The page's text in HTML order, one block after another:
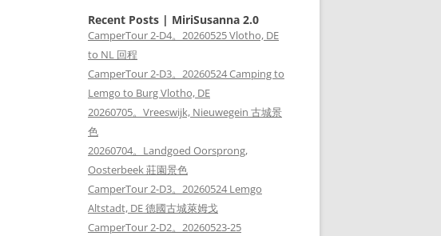
Recent Posts | MiriSusanna 2.0
CamperTour 2-D4。20260525 Vlotho, DE
to NL 回程
CamperTour 2-D3。20260524 Camping to
Lemgo to Burg Vlotho, DE
20260705。Vreeswijk, Nieuwegein 古城景
色
20260704。Landgoed Oorsprong,
Oosterbeek 莊園景色
CamperTour 2-D3。20260524 Lemgo
Altstadt, DE 德國古城萊姆戈
CamperTour 2-D2。20260523-25